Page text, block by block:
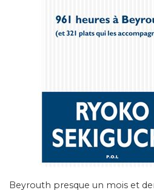
Beyrouth presque un mois et